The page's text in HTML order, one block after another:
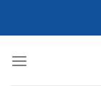
dung